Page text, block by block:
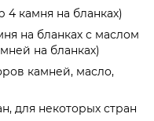
4 камня на бланках)
на бланках с маслом
на бланках)
камней, масло,
для некоторых стран